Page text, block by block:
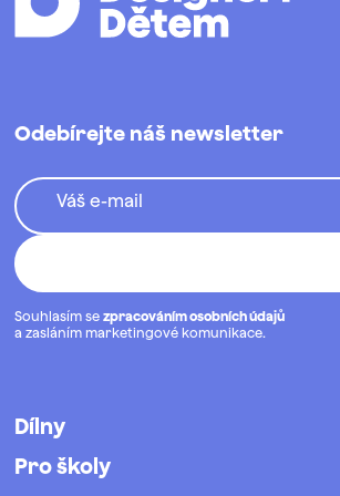
Odebírejte náš newsletter
Váš e-mail
Souhlasím se zpracováním osobních údajů
a zasláním marketingové komunikace.
Dílny
Pro školy